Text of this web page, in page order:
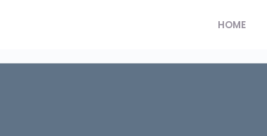
HOME